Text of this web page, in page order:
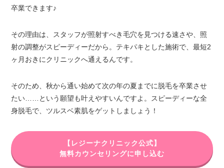
卒業できます♪
その理由は、スタッフが照射すべき毛穴を見つける速さや、照
射の調整がスピーディーだから。テキパキとした施術で、最短2
ヶ月おきにクリニックへ通えるんです。
そのため、秋から通い始めて次の年の夏までに脱毛を卒業させ
たい……という願望も叶えやすいんですよ。スピーディーな全
身脱毛で、ツルスベ素肌をゲットしましょう！
【レジーナクリニック公式】
無料カウンセリングに申し込む